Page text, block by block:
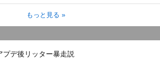
もっと見る »
プデ後リッター暴走説